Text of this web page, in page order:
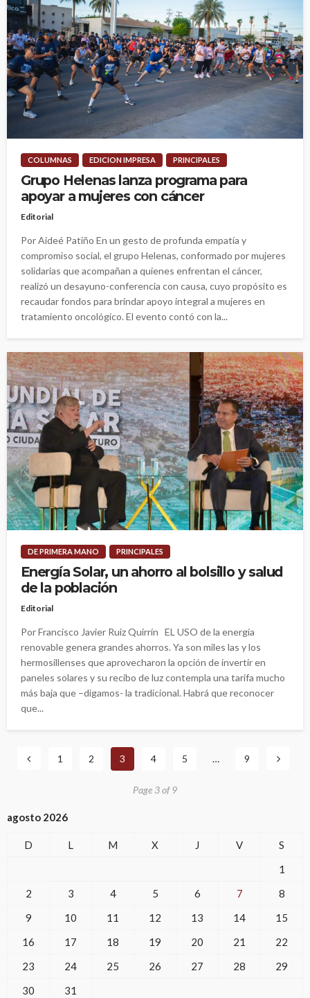
COLUMNAS EDICION IMPRESA PRINCIPALES
Grupo Helenas lanza programa para
apoyar a mujeres con cáncer
Editorial
Por Aideé Patiño En un gesto de profunda empatía y
compromiso social, el grupo Helenas, conformado por mujeres
solidarias que acompañan a quienes enfrentan el cáncer,
realizó un desayuno-conferencia con causa, cuyo propósito es
recaudar fondos para brindar apoyo integral a mujeres en
tratamiento oncológico. El evento contó con la...
DE PRIMERA MANO PRINCIPALES
Energía Solar, un ahorro al bolsillo y salud
de la población
Editorial
Por Francisco Javier Ruiz Quirrín EL USO de la energía
renovable genera grandes ahorros. Ya son miles las y los
hermosillenses que aprovecharon la opción de invertir en
paneles solares y su recibo de luz contempla una tarifa mucho
más baja que –digamos- la tradicional. Habrá que reconocer
que...
1 2 3 4 5 … 9
Page 3 of 9
agosto 2026
D L M X J V
S
1
2
3 4 5 6 7
8
9
10 11 12 13 14
15
16
17 18 19 20 21
22
23
24 25 26 27 28
29
30
31